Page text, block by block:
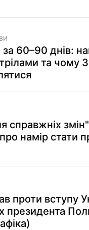
60–90 днів:
та чому
справжніх
намір стати
проти вступу
президента